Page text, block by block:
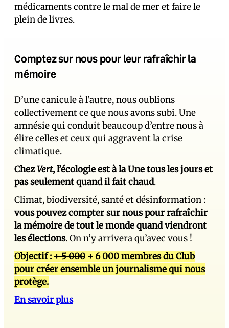
médicaments contre le mal de mer et faire le
plein de livres.
Comptez sur nous pour leur rafraîchir la
mémoire
D’une canicule à l’autre, nous oublions
collectivement ce que nous avons subi. Une
amnésie qui conduit beaucoup d’entre nous à
élire celles et ceux qui aggravent la crise
climatique.
ChezVert, l’écologie est à la Une tous les jours et
pas seulement quand il fait chaud.
Climat, biodiversité, santé et désinformation :
vous pouvez compter sur nous pour rafraîchir
la mémoire de tout le monde quand viendront
les élections. On n’y arrivera qu’avec vous !
Objectif :+ 5 000 + 6 000 membres du Club
pour créer ensemble un journalisme qui nous
protège.
En savoir plus